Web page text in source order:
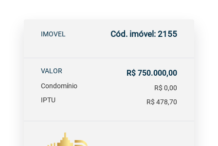
IMOVEL Cód. imóvel: 2155
VALOR R$ 750.000,00
Condomínio
R$ 0,00
IPTU
R$ 478,70